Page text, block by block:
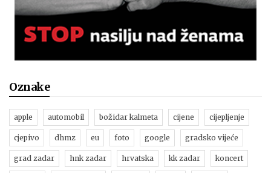
Oznake
apple automobil božidar kalmeta cijene cijepljenje
cjepivo dhmz eu foto google gradsko vijeće
grad zadar hnk zadar hrvatska kk zadar koncert